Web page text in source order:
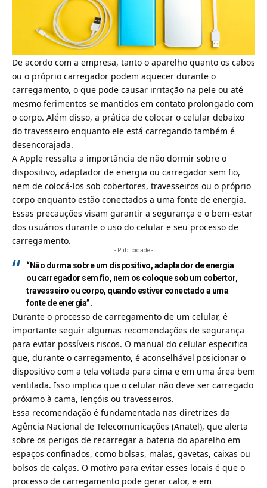
De acordo com a empresa, tanto o aparelho quanto os cabos
ou o próprio carregador podem aquecer durante o
carregamento, o que pode causar irritação na pele ou até
mesmo ferimentos se mantidos em contato prolongado com
o corpo. Além disso, a prática de colocar o celular debaixo
do travesseiro enquanto ele está carregando também é
desencorajada.
A Apple ressalta a importância de não dormir sobre o
dispositivo, adaptador de energia ou carregador sem fio,
nem de colocá-los sob cobertores, travesseiros ou o próprio
corpo enquanto estão conectados a uma fonte de energia.
Essas precauções visam garantir a segurança e o bem-estar
dos usuários durante o uso do celular e seu processo de
carregamento.
- Publicidade -
“Não durma sobre um dispositivo, adaptador de energia
ou carregador sem fio, nem os coloque sob um cobertor,
travesseiro ou corpo, quando estiver conectado a uma
fonte de energia”.
Durante o processo de carregamento de um celular, é
importante seguir algumas recomendações de segurança
para evitar possíveis riscos. O manual do celular especifica
que, durante o carregamento, é aconselhável posicionar o
dispositivo com a tela voltada para cima e em uma área bem
ventilada. Isso implica que o celular não deve ser carregado
próximo à cama, lençóis ou travesseiros.
Essa recomendação é fundamentada nas diretrizes da
Agência Nacional de Telecomunicações (Anatel), que alerta
sobre os perigos de recarregar a bateria do aparelho em
espaços confinados, como bolsas, malas, gavetas, caixas ou
bolsos de calças. O motivo para evitar esses locais é que o
processo de carregamento pode gerar calor, e em